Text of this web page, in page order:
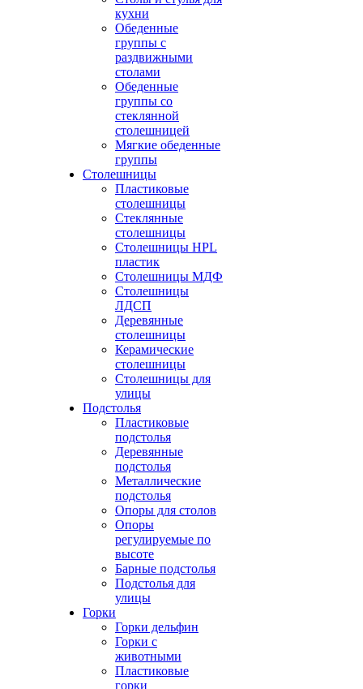
кухни
Обеденные
группы с
раздвижными
столами
Обеденные
группы со
стеклянной
столешницей
Мягкие обеденные
группы
Столешницы
Пластиковые
столешницы
Стеклянные
столешницы
Столешницы HPL
пластик
Столешницы МДФ
Столешницы
ЛДСП
Деревянные
столешницы
Керамические
столешницы
Столешницы для
улицы
Подстолья
Пластиковые
подстолья
Деревянные
подстолья
Металлические
подстолья
Опоры для столов
Опоры
регулируемые по
высоте
Барные подстолья
Подстолья для
улицы
Горки
Горки дельфин
Горки с
животными
Пластиковые
горки